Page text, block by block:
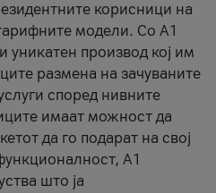
корисници на
модели. Со A1
уникатен производ кој им
размена на зачуваните
според нивните
имаат можност да
да го подарат на свој
А1
што ја